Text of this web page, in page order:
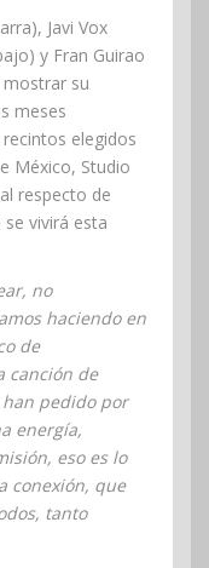
Javi Vox
y Fran Guirao
su
meses
elegidos
México, Studio
respecto de
vivirá esta
no
haciendo en
de
canción de
pedido por
energía,
eso es lo
conexión, que
tanto